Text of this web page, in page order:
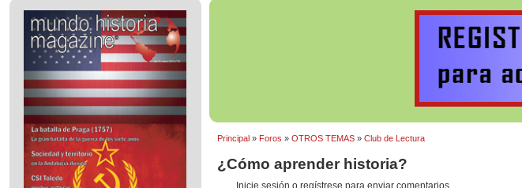
Principal» Foros » OTROS TEMAS» Club de Lectura
¿Cómo aprender historia?